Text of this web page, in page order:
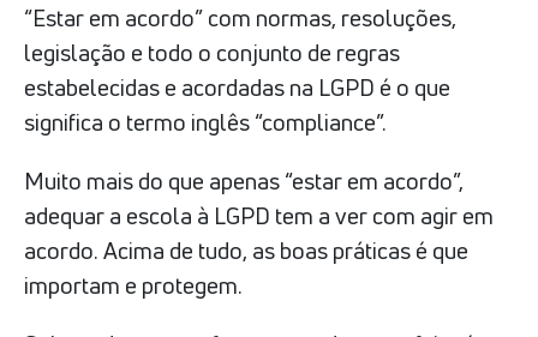
“Estar em acordo” com normas, resoluções,
legislação e todo o conjunto de regras
estabelecidas e acordadas na LGPD é o que
significa o termo inglês “compliance”.
Muito mais do que apenas “estar em acordo”,
adequar a escola à LGPD tem a ver com agir em
acordo. Acima de tudo, as boas práticas é que
importam e protegem.